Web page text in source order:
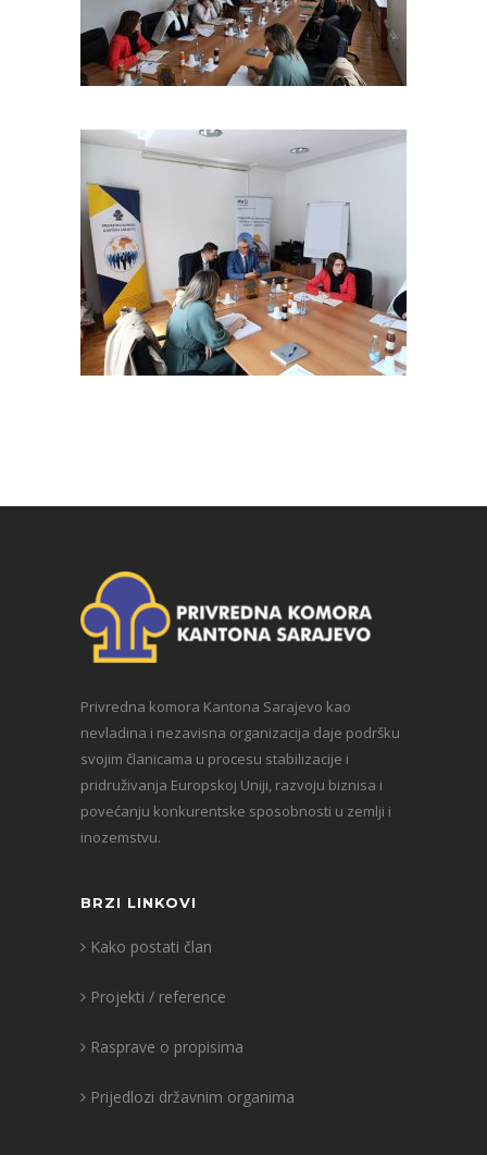
Privredna komora Kantona Sarajevo kao
nevladina i nezavisna organizacija daje podršku
svojim članicama u procesu stabilizacije i
pridruživanja Europskoj Uniji, razvoju biznisa i
povećanju konkurentske sposobnosti u zemlji i
inozemstvu.
BRZI LINKOVI
Kako postati član
Projekti / reference
Rasprave o propisima
Prijedlozi državnim organima